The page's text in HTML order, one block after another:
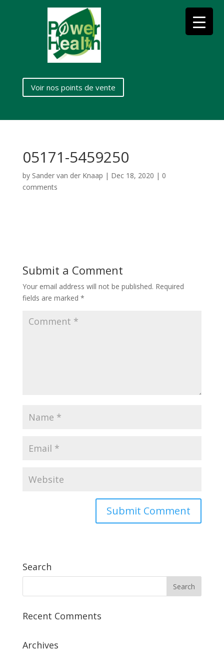
Voir nos points de vente
05171-5459250
by Sander van der Knaap | Dec 18, 2020 | 0
comments
Submit a Comment
Your email address will not be published. Required
fields are marked *
Search
Recent Comments
Archives